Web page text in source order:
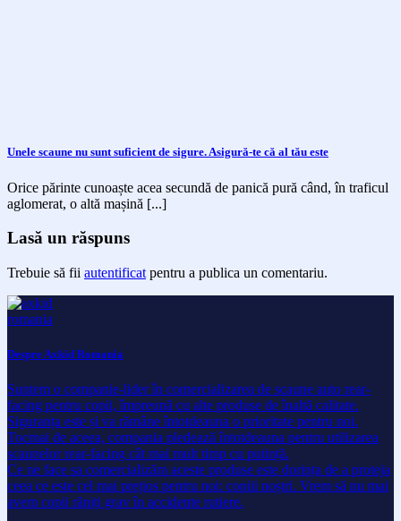
Unele scaune nu sunt suficient de sigure. Asigură-te că al tău este
Orice părinte cunoaște acea secundă de panică pură când, în traficul
aglomerat, o altă mașină [...]
Lasă un răspuns
Trebuie să fii autentificat pentru a publica un comentariu.
Despre Axkid Romania
Suntem o companie-lider în comercializarea de scaune auto rear-
facing pentru copii, împreună cu alte produse de înaltă calitate.
Siguranța este și va rămâne întotdeauna o prioritate pentru noi.
Tocmai de aceea, compania pledează întotdeauna pentru utilizarea
scaunelor rear-facing cât mai mult timp cu putință.
Ce ne face sa comercializăm aceste produse este dorința de a proteja
ceea ce este cel mai prețios pentru noi: copiii noștri. Vrem să nu mai
avem copii răniți grav în accidente rutiere.